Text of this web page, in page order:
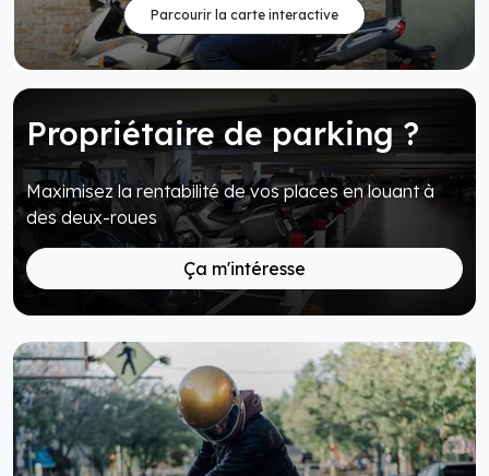
Parcourir la carte interactive
Propriétaire de parking ?
Maximisez la rentabilité de vos places en louant à
des deux-roues
Ça m'intéresse